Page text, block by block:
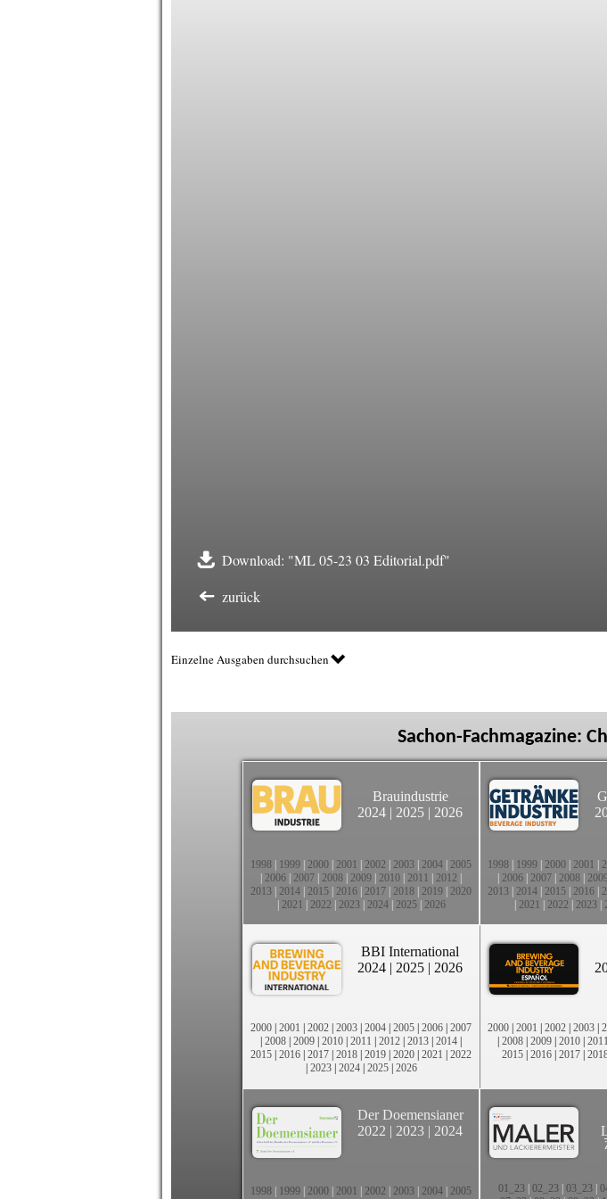
Download: "ML 05-23 03 Editorial.pdf"
zurück
Einzelne Ausgaben durchsuchen
Sachon-Fachmagazine:
Brauindustrie
2024 | 2025 | 2026
1998 1999 2000 2001 2002 2003 2004 2005
2006 2007 2008 2009 2010 2011 2012
2013 2014 2015 2016 2017 2018 2019 2020
2021 2022 2023| 2024| 2025| 2026
1998 1999 2000 2001
2006 2007 2008
2013 2014 2015 2016
2021 2022 2023|
BBI International
2024 | 2025 | 2026
2000 | 2001 | 2002 | 2003 | 2004 | 2005 | 2006 | 2007
| 2008 | 2009 | 2010 | 2011 | 2012 | 2013 | 2014 |
2015 | 2016 | 2017 | 2018 | 2019 | 2020 | 2021 | 2022
| 2023| 2024| 2025| 2026
2000 | 2001 | 2002 | 2003 |
| 2008 | 2009 | 2010 | 2011
2015 | 2016 | 2017 |
Der Doemensianer
2022 | 2023 | 2024
1998 1999 2000 2001 2002 2003 2004 2005
01_23| 02_23| 03_23|